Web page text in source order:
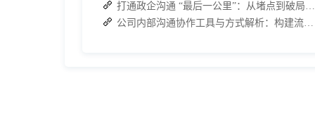
打通政企沟通 “最后一公里”：从堵点到破局的路径解析
公司内部沟通协作工具与方式解析：构建流畅办公环境